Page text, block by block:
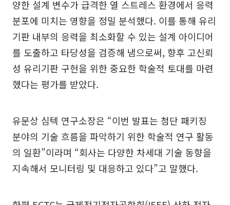
양한 설계 변수가 급격한 열 스트레스 환경에서 응력
분포에 미치는 영향을 정밀 분석했다. 이를 통해 유리
기판 내부의 응력을 최소화할 수 있는 설계 아이디어
를 도출하고 타당성을 검증해 냄으로써, 향후 고신뢰
성 유리기판 구현을 위한 중요한 학술적 토대를 마련
했다는 평가를 받았다.
유문상 심텍 연구소장은 “이번 발표는 첨단 패키징
분야의 기술 흐름을 파악하기 위한 학술적 연구 활동
의 일환”이라며 “회사는 다양한 차세대 기술 동향을
지속해서 모니터링 및 대응하고 있다”고 말했다.